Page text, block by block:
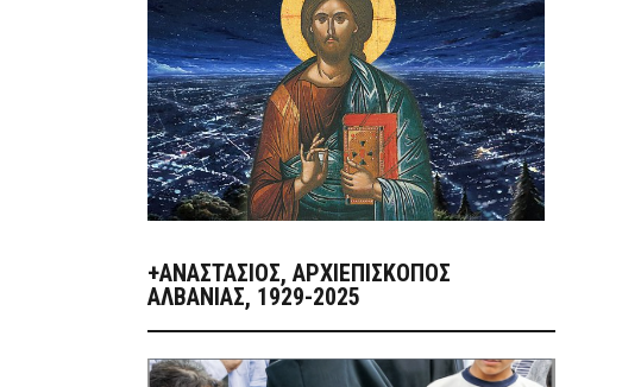
+ΑΝΑΣΤΆΣΙΟΣ, ΑΡΧΙΕΠΊΣΚΟΠΟΣ
ΑΛΒΑΝΊΑΣ, 1929-2025